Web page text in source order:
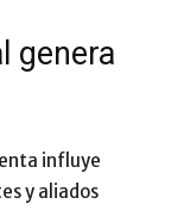
genera
influye
y aliados